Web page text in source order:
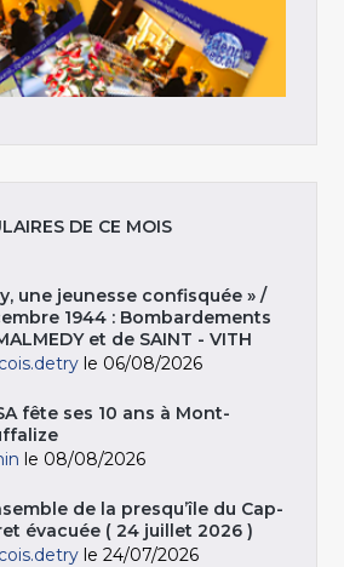
DE CE MOIS
une jeunesse confisquée » /
1944 : Bombardements
et de SAINT - VITH
le 06/08/2026
fête ses 10 ans à Mont-
le 08/08/2026
de la presqu’île du Cap-
évacuée ( 24 juillet 2026 )
le 24/07/2026